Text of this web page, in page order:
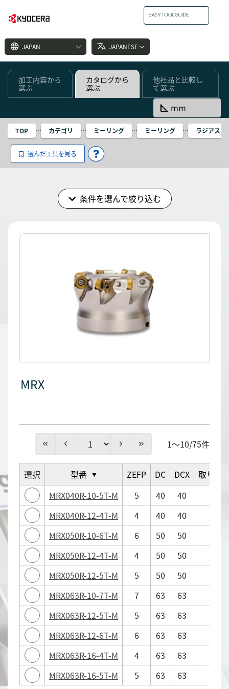
language JAPAN translate JAPANESE
加工内容から
選ぶ
カタログから
選ぶ
他社品と比較し
て選ぶ
square_foot mm
TOP カテゴリ ミーリング ミーリング ラジアス
選んだ工具を見る
条件を選んで絞り込む
MRX
1～10/75件
選択 型番 ▼ ZEFP DC DCX
取り付
MRX040R-10-5T-M
5 40 40
MRX040R-12-4T-M
4 40 40
MRX050R-10-6T-M
6 50 50
MRX050R-12-4T-M
4 50 50
MRX050R-12-5T-M
5 50 50
MRX063R-10-7T-M
7 63 63
MRX063R-12-5T-M
5 63 63
MRX063R-12-6T-M
6 63 63
MRX063R-16-4T-M
4 63 63
MRX063R-16-5T-M
5 63 63